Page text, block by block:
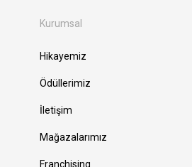
Kurumsal
Hikayemiz
Ödüllerimiz
İletişim
Mağazalarımız
Franchising